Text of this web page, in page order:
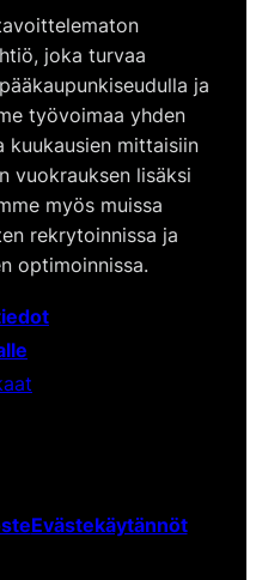
joka turvaa
ja
työvoimaa yhden
kuukausien mittaisiin
vuokrauksen lisäksi
myös muissa
rekrytoinnissa ja
optimoinnissa.
Evästekäytännöt